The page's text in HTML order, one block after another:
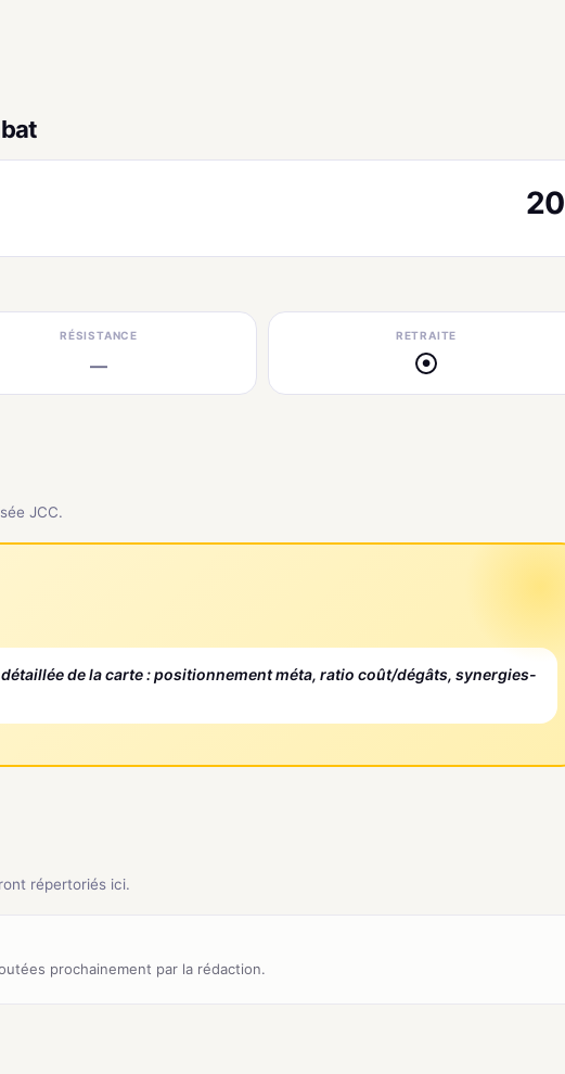
20
RÉSISTANCE
—
RETRAITE
●
JCC.
de la carte : positionnement méta, ratio coût/dégâts, synergies-
répertoriés ici.
prochainement par la rédaction.